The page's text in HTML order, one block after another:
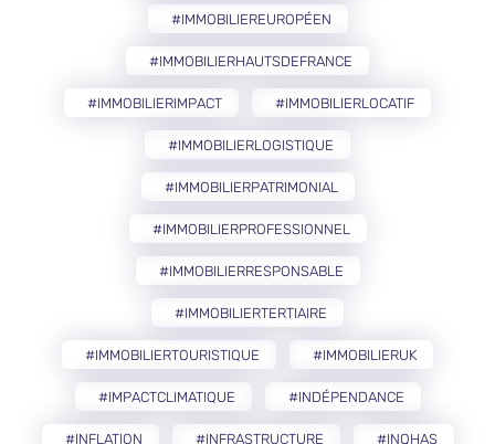
#IMMOBILIEREUROPÉEN
#IMMOBILIERHAUTSDEFRANCE
#IMMOBILIERIMPACT #IMMOBILIERLOCATIF
#IMMOBILIERLOGISTIQUE
#IMMOBILIERPATRIMONIAL
#IMMOBILIERPROFESSIONNEL
#IMMOBILIERRESPONSABLE
#IMMOBILIERTERTIAIRE
#IMMOBILIERTOURISTIQUE #IMMOBILIERUK
#IMPACTCLIMATIQUE #INDÉPENDANCE
#INFLATION #INFRASTRUCTURE #INQHAS